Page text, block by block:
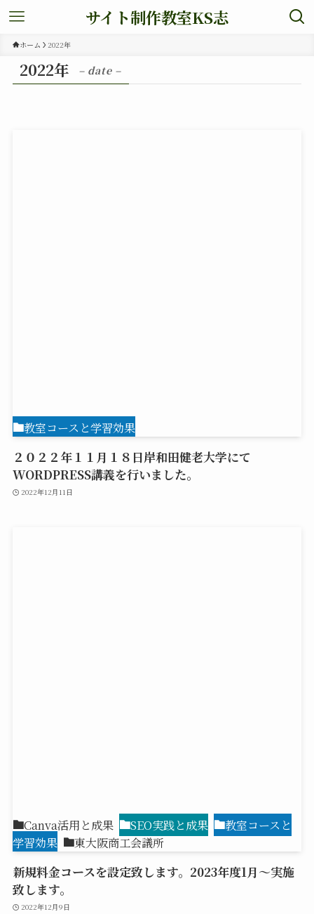
サイト制作教室KS志
ホーム 2022年
2022年 – date –
教室コースと学習効果
２０２２年１１月１８日岸和田健老大学にて
WORDPRESS講義を行いました。
2022年12月11日
Canva活用と成果 SEO実践と成果
教室コースと
学習効果
東大阪商工会議所
新規料金コースを設定致します。2023年度1月～実施
致します。
2022年12月9日